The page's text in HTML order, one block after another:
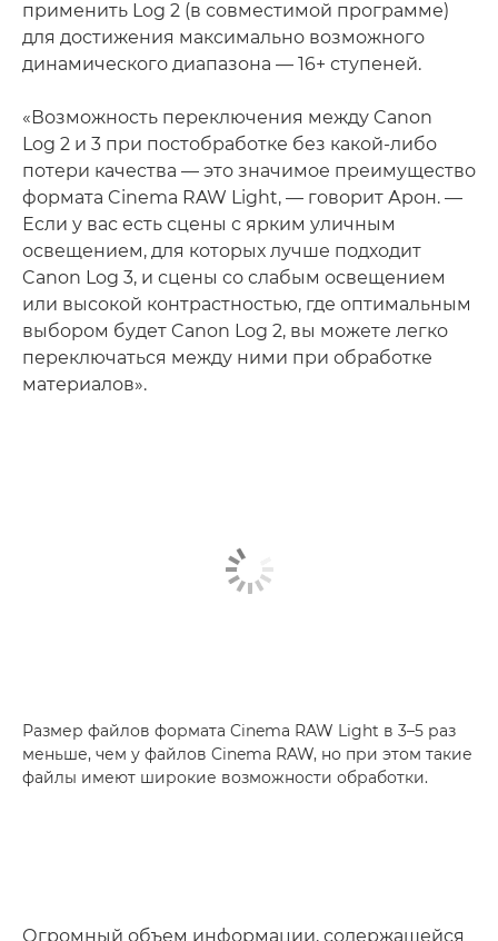
применить Log 2 (в совместимой программе)
для достижения максимально возможного
динамического диапазона — 16+ ступеней.
«Возможность переключения между Canon
Log 2 и 3 при постобработке без какой-либо
потери качества — это значимое преимущество
формата Cinema RAW Light, — говорит Арон. —
Если у вас есть сцены с ярким уличным
освещением, для которых лучше подходит
Canon Log 3, и сцены со слабым освещением
или высокой контрастностью, где оптимальным
выбором будет Canon Log 2, вы можете легко
переключаться между ними при обработке
материалов».
Размер файлов формата Cinema RAW Light в 3–5 раз
меньше, чем у файлов Cinema RAW, но при этом такие
файлы имеют широкие возможности обработки.
Огромный объем информации, содержащейся